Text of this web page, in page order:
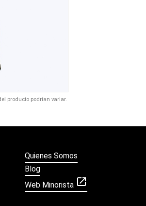
producto podrían variar.
Quienes Somos
Blog
Web Minorista open_in_new